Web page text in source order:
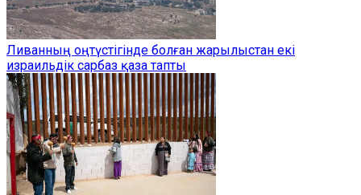
Ливанның оңтүстігінде болған жарылыстан екі
израильдік сарбаз қаза тапты